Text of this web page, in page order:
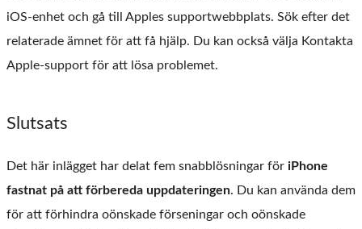
iOS-enhet och gå till Apples supportwebbplats. Sök efter det
relaterade ämnet för att få hjälp. Du kan också välja Kontakta
Apple-support för att lösa problemet.
Slutsats
Det här inlägget har delat fem snabblösningar för iPhone
fastnat på att förbereda uppdateringen. Du kan använda dem
för att förhindra oönskade förseningar och oönskade